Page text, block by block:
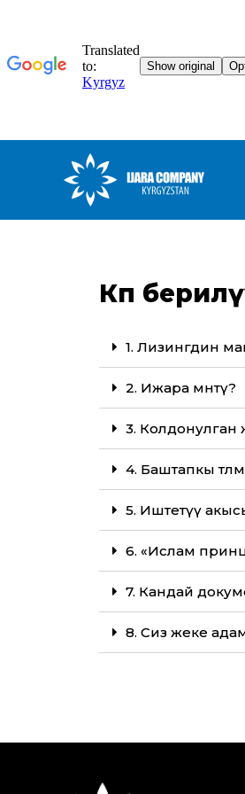
Көп
1. Лизингдин
2. Ижара мөөнөтү?
3.
4. Баштапкы
5. Иштетүү
6. «Ислам
7. Кандай
8. Сиз жеке